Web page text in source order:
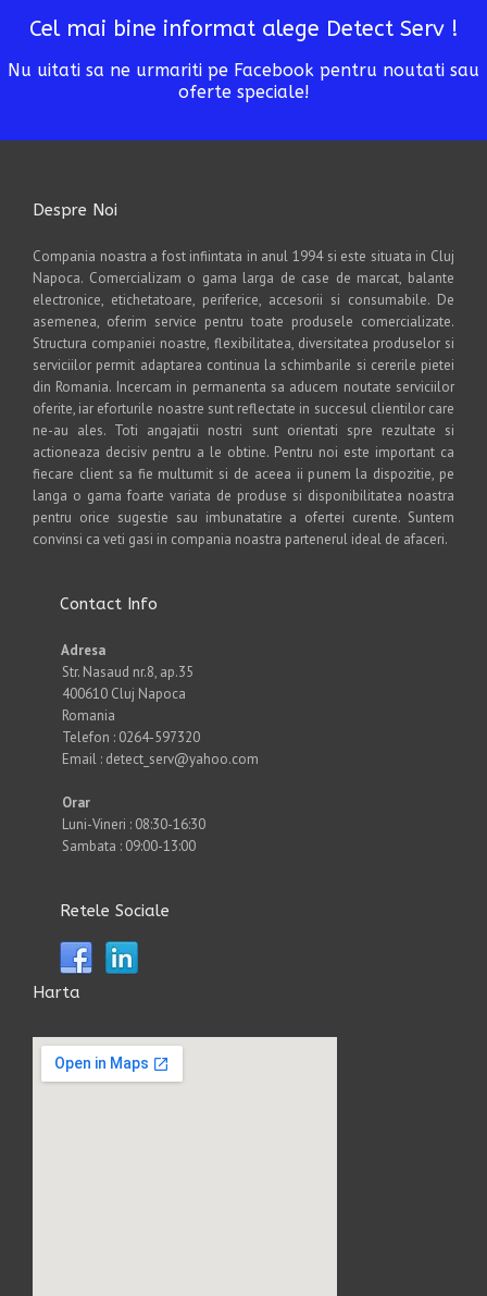
Cel mai bine informat alege Detect Serv !
Nu uitati sa ne urmariti pe Facebook pentru noutati sau
oferte speciale!
Despre Noi
Compania noastra a fost infiintata in anul 1994 si este situata in Cluj
Napoca. Comercializam o gama larga de case de marcat, balante
electronice, etichetatoare, periferice, accesorii si consumabile. De
asemenea, oferim service pentru toate produsele comercializate.
Structura companiei noastre, flexibilitatea, diversitatea produselor si
serviciilor permit adaptarea continua la schimbarile si cererile pietei
din Romania. Incercam in permanenta sa aducem noutate serviciilor
oferite, iar eforturile noastre sunt reflectate in succesul clientilor care
ne-au ales. Toti angajatii nostri sunt orientati spre rezultate si
actioneaza decisiv pentru a le obtine. Pentru noi este important ca
fiecare client sa fie multumit si de aceea ii punem la dispozitie, pe
langa o gama foarte variata de produse si disponibilitatea noastra
pentru orice sugestie sau imbunatatire a ofertei curente. Suntem
convinsi ca veti gasi in compania noastra partenerul ideal de afaceri.
Contact Info
Adresa
Str. Nasaud nr.8, ap.35
400610 Cluj Napoca
Romania
Telefon : 0264-597320
Email : detect_serv@yahoo.com
Orar
Luni-Vineri : 08:30-16:30
Sambata : 09:00-13:00
Retele Sociale
Harta